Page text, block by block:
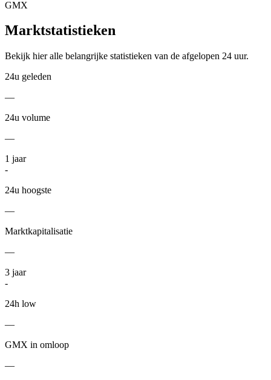
GMX
Marktstatistieken
Bekijk hier alle belangrijke statistieken van de afgelopen 24 uur.
24u geleden
—
24u volume
—
1 jaar
-
24u hoogste
—
Marktkapitalisatie
—
3 jaar
-
24h low
—
GMX in omloop
—